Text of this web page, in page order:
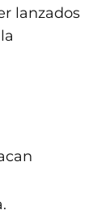
lanzados